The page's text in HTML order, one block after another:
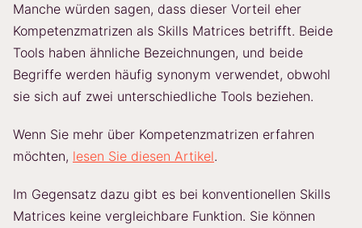
Manche würden sagen, dass dieser Vorteil eher
Kompetenzmatrizen als Skills Matrices betrifft. Beide
Tools haben ähnliche Bezeichnungen, und beide
Begriffe werden häufig synonym verwendet, obwohl
sie sich auf zwei unterschiedliche Tools beziehen.
Wenn Sie mehr über Kompetenzmatrizen erfahren
möchten, lesen Sie diesen Artikel.
Im Gegensatz dazu gibt es bei konventionellen Skills
Matrices keine vergleichbare Funktion. Sie können